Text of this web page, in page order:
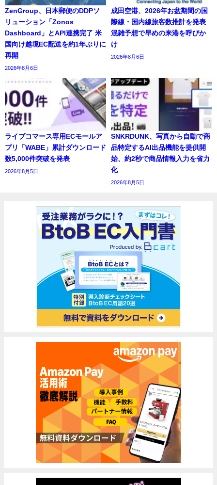
ZenGroup、日本郵便のDDPソ
リューション「Zonos
Dashboard」とAPI連携完了 米
国向け越境EC配送を約1年ぶりに
再開
2026年8月6日
成田空港、2026年お盆期間の国
際線・国内線旅客数推計を発表
混雑予想で早めの来港を呼びか
け
2026年8月6日
ライブコマース専用ECモールア
プリ「WABE」累計ダウンロード
数5,000件突破を発表
2026年8月5日
SNKRDUNK、写真から自動で商
品特定するAI出品機能を提供開
始、約2秒で商品情報入力を省力
化
2026年8月5日